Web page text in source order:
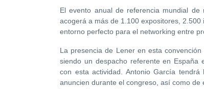
El evento anual de referencia mundial
acogerá a más de 1.100 expositores,
entorno perfecto para el networking entre
La presencia de Lener en esta
siendo un despacho referente en España
con esta actividad. Antonio García
anuncien durante el congreso, así como